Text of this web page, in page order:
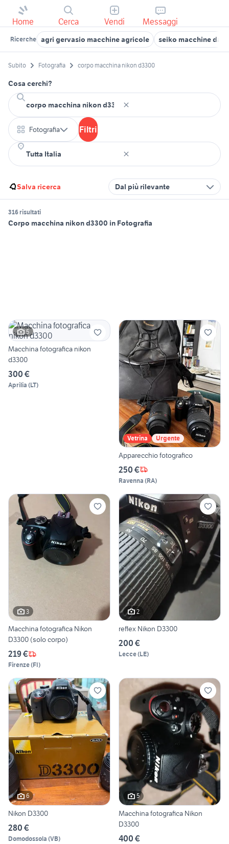
Home Cerca Vendi Messaggi
Ricerche agri gervasio macchine agricole seiko macchine da
Subito Fotografia corpo macchina nikon d3300
Cosa cerchi?
Fotografia Filtri
Salva ricerca Dal più rilevante
316 risultati
Corpo macchina nikon d3300 in Fotografia
5
Macchina fotografica nikon
d3300
300 €
Aprilia (LT)
Vetrina Urgente
Apparecchio fotografico
250 €
Ravenna (RA)
3
Macchina fotografica Nikon
D3300 (solo corpo)
219 €
Firenze(FI)
2
reflex Nikon D3300
200 €
Lecce(LE)
6
Nikon D3300
280 €
Domodossola (VB)
5
Macchina fotografica Nikon
D3300
400 €